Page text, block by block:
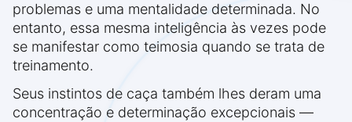
problemas e uma mentalidade determinada. No
entanto, essa mesma inteligência às vezes pode
se manifestar como teimosia quando se trata de
treinamento.
Seus instintos de caça também lhes deram uma
concentração e determinação excepcionais —